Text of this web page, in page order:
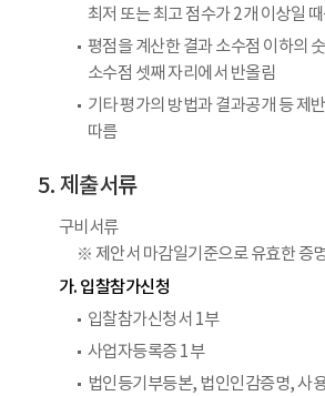
최저 또는 최고 점수가 2개 이상일
평점을 계산한 결과 소수점 이하의
소수점 셋째 자리에서 반올림
기타 평가의 방법과 결과공개 등 제
따름
제출서류
구비서류
※ 제안서 마감일기준으로 유효한 증
가. 입찰참가신청
입찰참가신청서 1부
사업자등록증 1부
법인등기부등본, 법인인감증명, 사